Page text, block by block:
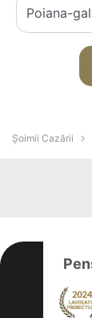
Șoimii Cazării